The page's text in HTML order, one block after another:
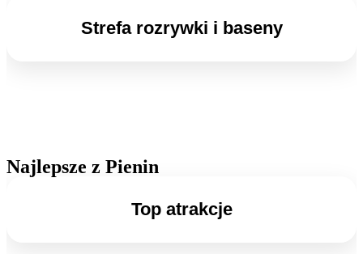
Strefa rozrywki i baseny
Najlepsze z Pienin
Top atrakcje